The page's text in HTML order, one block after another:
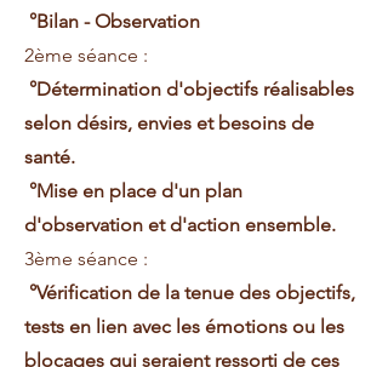
°Bilan - Observation
2ème séance :
°Détermination d'objectifs réalisables
selon désirs, envies et besoins de
santé.
°Mise en place d'un plan
d'observation et d'action ensemble.
3ème séance :
°Vérification de la tenue des objectifs,
tests en lien avec les émotions ou les
blocages qui seraient ressorti de ces